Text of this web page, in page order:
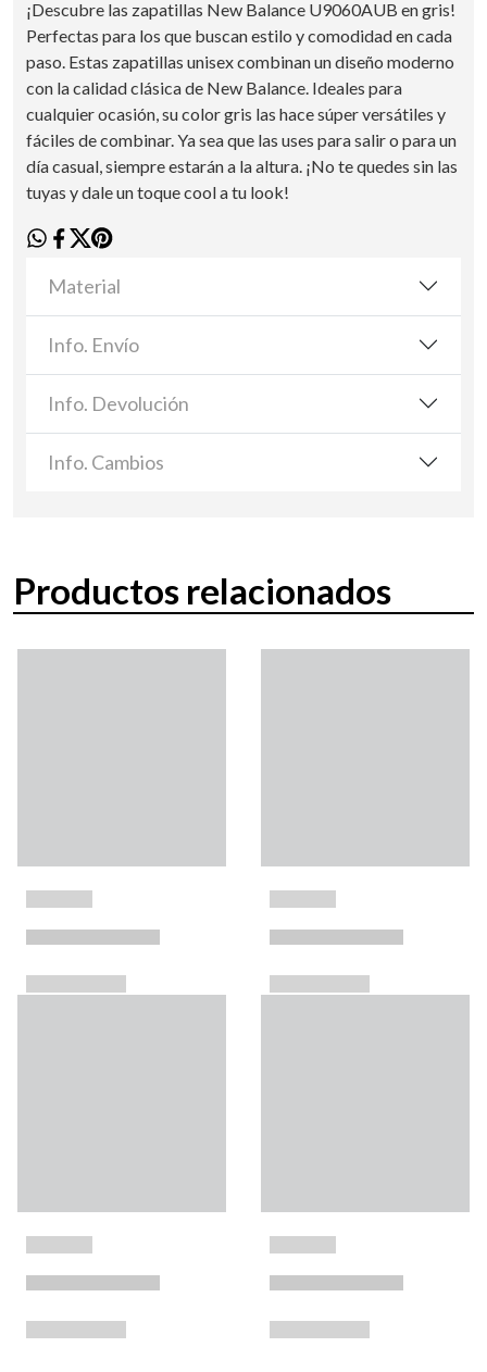
¡Descubre las zapatillas New Balance U9060AUB en gris!
Perfectas para los que buscan estilo y comodidad en cada
paso. Estas zapatillas unisex combinan un diseño moderno
con la calidad clásica de New Balance. Ideales para
cualquier ocasión, su color gris las hace súper versátiles y
fáciles de combinar. Ya sea que las uses para salir o para un
día casual, siempre estarán a la altura. ¡No te quedes sin las
tuyas y dale un toque cool a tu look!
Material
Info. Envío
Info. Devolución
Info. Cambios
Productos relacionados